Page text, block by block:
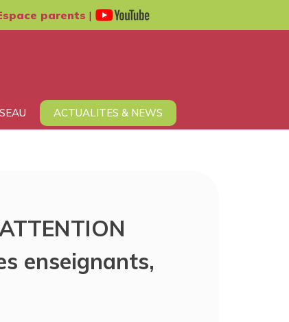
parents |
ACTUALITES & NEWS
enseignants,